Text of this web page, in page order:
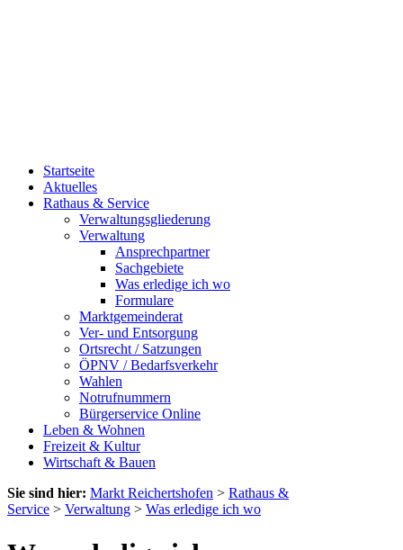
Startseite
Aktuelles
Rathaus & Service
Verwaltungsgliederung
Verwaltung
Ansprechpartner
Sachgebiete
Was erledige ich wo
Formulare
Marktgemeinderat
Ver- und Entsorgung
Ortsrecht / Satzungen
ÖPNV / Bedarfsverkehr
Wahlen
Notrufnummern
Bürgerservice Online
Leben & Wohnen
Freizeit & Kultur
Wirtschaft & Bauen
Sie sind hier: Markt Reichertshofen > Rathaus &
Service > Verwaltung > Was erledige ich wo